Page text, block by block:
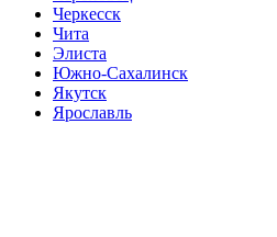
Черкесск
Чита
Элиста
Южно-Сахалинск
Якутск
Ярославль